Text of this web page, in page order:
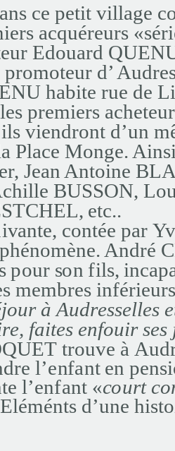
ce petit village
iers acquéreurs «séri
eur Edouard QUEN
promoteur d’ Aud
habite rue de L
premiers acheteu
lsviendront d’un m
Place Monge. Ain
er, Jean Antoine BL
chille BUSSON, L
STCHEL, etc..
ivante, contée parYv
phénomène. André C
s pour son fils, incap
s membres inférieu
jour à Audresselles e
re, faites enfouir ses
QUET trouve à Aud
dre l’enfant en pen
te l’enfant «court co
d’une